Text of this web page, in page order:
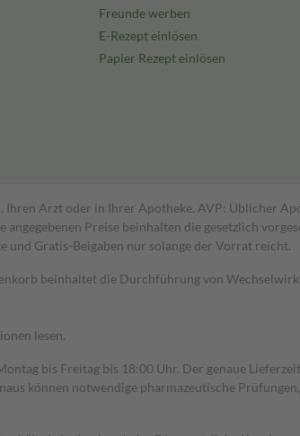
Freunde werben
E-Rezept einlösen
Papier Rezept einlösen
Arzt oder in Ihrer Apotheke. AVP: Üblicher
Preise beinhalten die gesetzlich
Gratis-Beigaben nur solange der Vorrat reicht.
beinhaltet die Durchführung von
lesen.
bis Freitag bis 18:00 Uhr. Der genaue
können notwendige pharmazeutische